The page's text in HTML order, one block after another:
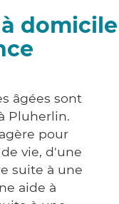
domicile
âgées sont
Pluherlin.
pour
vie, d'une
suite à une
aide à